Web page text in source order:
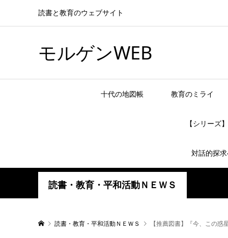
読書と教育のウェブサイト
モルゲンWEB
十代の地図帳 教育のミライ
【シリーズ
対話的探
読書・教育・平和活動ＮＥＷＳ
読書・教育・平和活動ＮＥＷＳ 【推薦図書】『今、この